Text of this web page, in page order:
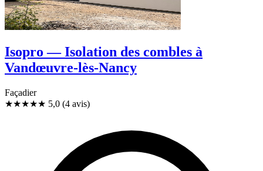
Isopro — Isolation des combles à
Vandœuvre-lès-Nancy
Façadier
★★★★★ 5,0 (4 avis)